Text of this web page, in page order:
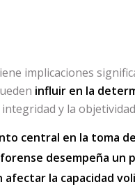
implicaciones
influir en la
y la
central en la toma
desempeña un
la capacidad